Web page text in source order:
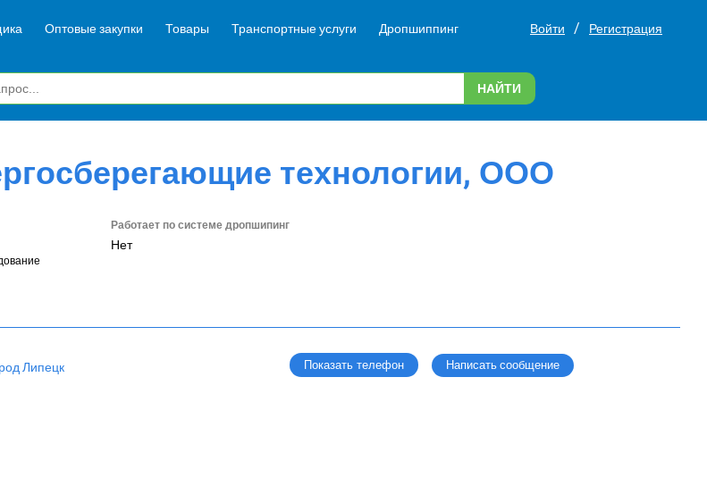
Оптовые закупки Товары Транспортные услуги Дропшиппинг Войти / Регистрация
НАЙТИ
технологии, ООО
Работает по системе дропшипинг
Нет
Липецк Показать телефон Написать сообщение